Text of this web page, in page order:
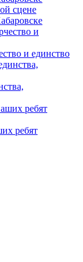
сцене
и единство
ребят